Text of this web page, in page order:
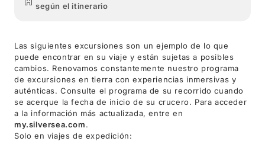
según el itinerario
Las siguientes excursiones son un ejemplo de lo que
puede encontrar en su viaje y están sujetas a posibles
cambios. Renovamos constantemente nuestro programa
de excursiones en tierra con experiencias inmersivas y
auténticas. Consulte el programa de su recorrido cuando
se acerque la fecha de inicio de su crucero. Para acceder
a la información más actualizada, entre en
my.silversea.com.
Solo en viajes de expedición: